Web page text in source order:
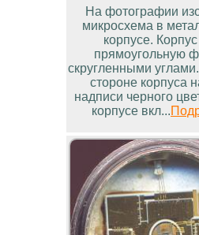
На фотографии
микросхема в
корпусе.
прямоугольную
скругленными
стороне корпуса
надписи черного
корпусе вкл...